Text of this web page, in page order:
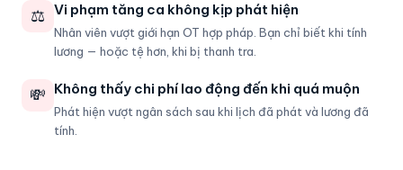
⚖️ Vi phạm tăng ca không kịp phát hiện
Nhân viên vượt giới hạn OT hợp pháp. Bạn chỉ biết khi tính
lương — hoặc tệ hơn, khi bị thanh tra.
💸 Không thấy chi phí lao động đến khi quá muộn
Phát hiện vượt ngân sách sau khi lịch đã phát và lương đã
tính.